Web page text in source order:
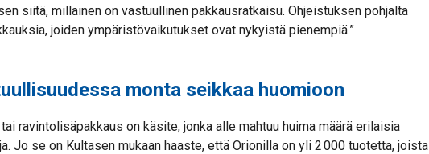
siitä, millainen on vastuullinen pakkausratkaisu. Ohjeistuksen pohjalta
joiden ympäristövaikutukset ovat nykyistä pienempiä.”
monta seikkaa huomioon
ravintolisäpakkaus on käsite, jonka alle mahtuu huima määrä erilaisia
Jo se on Kultasen mukaan haaste, että Orionilla on yli 2 000 tuotetta, joista